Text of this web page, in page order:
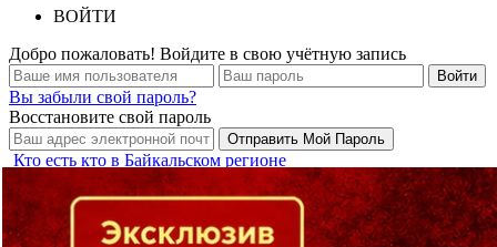
ВОЙТИ
Добро пожаловать! Войдите в свою учётную запись
Вы забыли свой пароль?
Восстановите свой пароль
Кто есть кто в Байкальском регионе